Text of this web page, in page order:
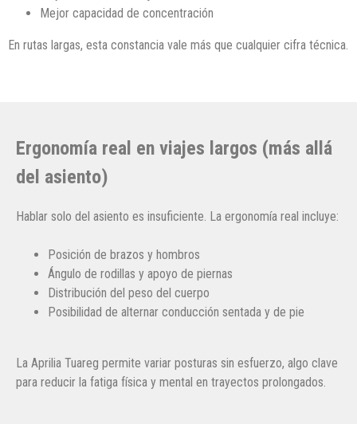
Mejor capacidad de concentración
En rutas largas, esta constancia vale más que cualquier cifra técnica.
Ergonomía real en viajes largos (más allá
del asiento)
Hablar solo del asiento es insuficiente. La ergonomía real incluye:
Posición de brazos y hombros
Ángulo de rodillas y apoyo de piernas
Distribución del peso del cuerpo
Posibilidad de alternar conducción sentada y de pie
La Aprilia Tuareg permite variar posturas sin esfuerzo, algo clave
para reducir la fatiga física y mental en trayectos prolongados.